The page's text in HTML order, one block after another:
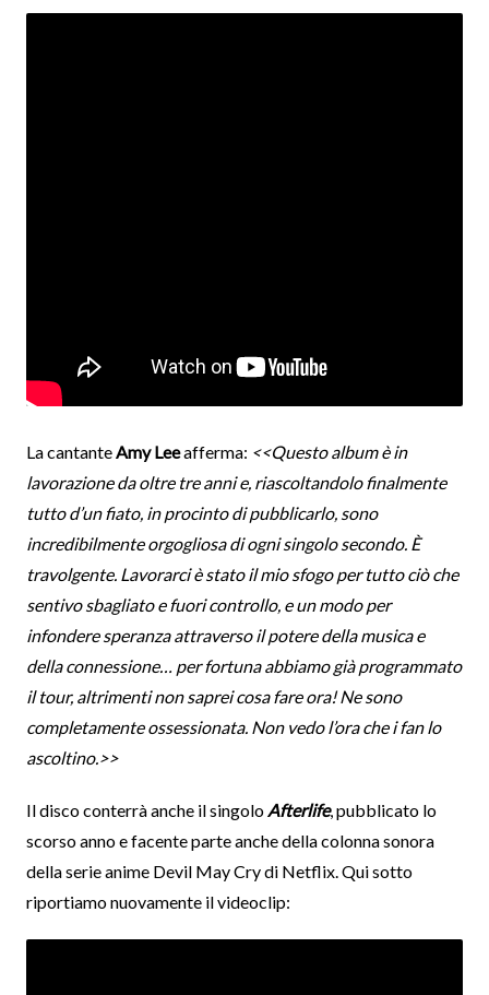
La cantante Amy Leeafferma: <<Questo album è in
lavorazione da oltre tre anni e, riascoltandolo finalmente
tutto d’un fiato, in procinto di pubblicarlo, sono
incredibilmente orgogliosa di ogni singolo secondo. È
travolgente. Lavorarci è stato il mio sfogo per tutto ciò che
sentivo sbagliato e fuori controllo, e un modo per
infondere speranza attraverso il potere della musica e
della connessione… per fortuna abbiamo già programmato
il tour, altrimenti non saprei cosa fare ora! Ne sono
completamente ossessionata. Non vedo l’ora che i fan lo
ascoltino.>>
Il disco conterrà anche il singolo Afterlife, pubblicato lo
scorso anno e facente parte anche della colonna sonora
della serie anime Devil May Cry di Netflix. Qui sotto
riportiamo nuovamente il videoclip: